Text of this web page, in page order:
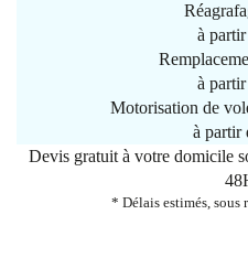
à
à
Motorisation de
à partir
Devis gratuit à votre domicile
* Délais estimés,